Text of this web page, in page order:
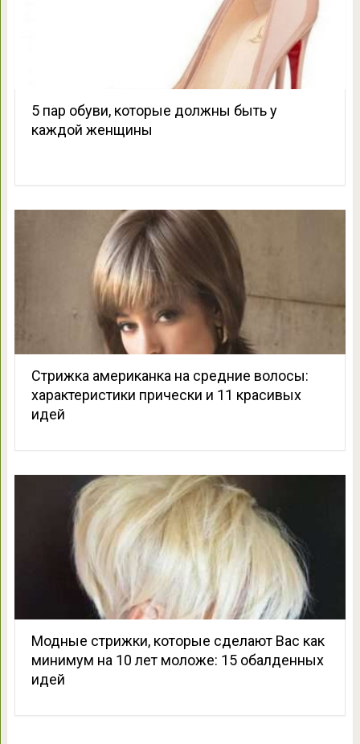
5 пар обуви, которые должны быть у
каждой женщины
Стрижка американка на средние волосы:
характеристики прически и 11 красивых
идей
Модные стрижки, которые сделают Вас как
минимум на 10 лет моложе: 15 обалденных
идей